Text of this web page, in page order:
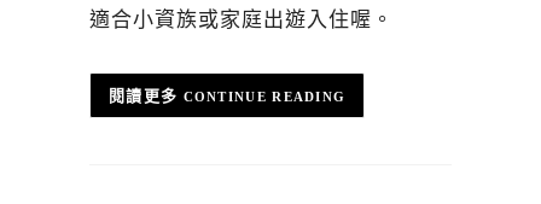
適合小資族或家庭出遊入住喔。
CONTINUE READING